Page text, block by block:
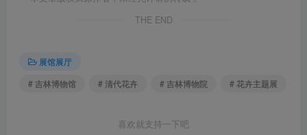
THE END
展馆展厅
# 吉林博物馆
# 清代花卉 # 吉林博物院 # 花卉主题展
喜欢就支持一下吧